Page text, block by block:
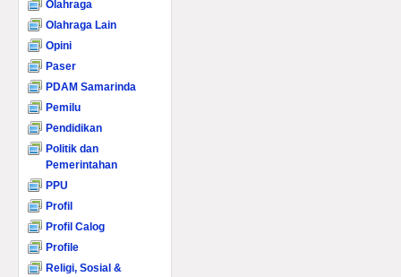
Olahraga
Olahraga Lain
Opini
Paser
PDAM Samarinda
Pemilu
Pendidikan
Politik dan
Pemerintahan
PPU
Profil
Profil Calog
Profile
Religi, Sosial &